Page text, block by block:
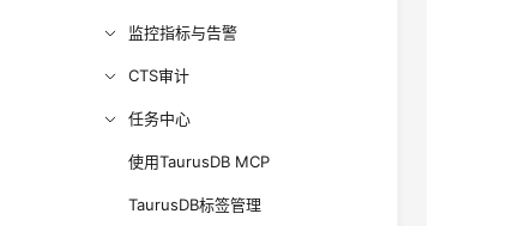
监控指标与告警
CTS审计
任务中心
使用TaurusDB MCP
TaurusDB标签管理